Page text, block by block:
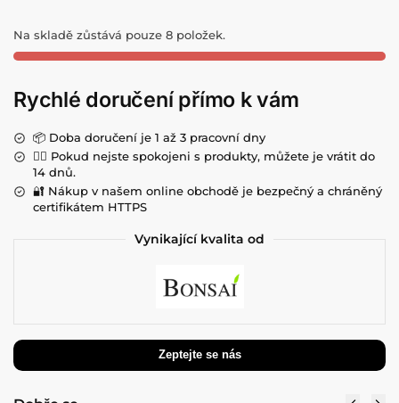
Na skladě zůstává pouze 8 položek.
Rychlé doručení přímo k vám
📦 Doba doručení je 1 až 3 pracovní dny
💁‍♀️ Pokud nejste spokojeni s produkty, můžete je vrátit do
14 dnů.
🔐 Nákup v našem online obchodě je bezpečný a chráněný
certifikátem HTTPS
Vynikající kvalita od